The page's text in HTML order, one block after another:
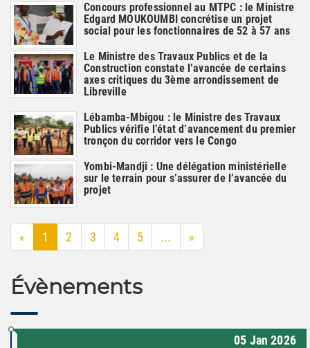
Concours professionnel au MTPC : le Ministre
Edgard MOUKOUMBI concrétise un projet
social pour les fonctionnaires de 52 à 57 ans
Le Ministre des Travaux Publics et de la
Construction constate l’avancée de certains
axes critiques du 3ème arrondissement de
Libreville
Lébamba-Mbigou : le Ministre des Travaux
Publics vérifie l’état d’avancement du premier
tronçon du corridor vers le Congo
Yombi-Mandji : Une délégation ministérielle
sur le terrain pour s’assurer de l’avancée du
projet
« 1 2 3 4 5 ... »
Évènements
05 Jan 2026